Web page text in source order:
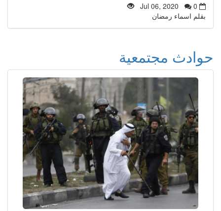
Jul 06, 2020
0
بقلم اسماء رمضان
حوادث مجتمعية